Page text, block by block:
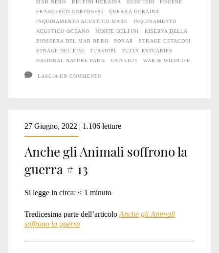
guerra
#17
MAR NERO DELFINI UCRAINA ECOCIDIO
FOCENE
FRANCESCO CORTONESI
GUERRA UCRAINA
INQUINAMENTO ACUSTICO MARE
INQUINAMENTO
ACUSTICO OCEANO
MORTE DELFINI
RISERVA DELLA
BIOSFERA DEL MAR NERO
SONAR
STRAGE CETACDEI
STRAGE DEL FINI
TURSIOPI
TUZLY ESTUARIES
NATIONAL NATURE PARK
UNITED24 WAR & WILDLIFE
LASCIA UN COMMENTO
27 Giugno, 2022 | 1.106 letture
Anche gli Animali soffrono la
guerra # 13
Si legge in circa: < 1 minuto
Tredicesima parte dell’articolo Anche gli Animali
soffrono la guerra